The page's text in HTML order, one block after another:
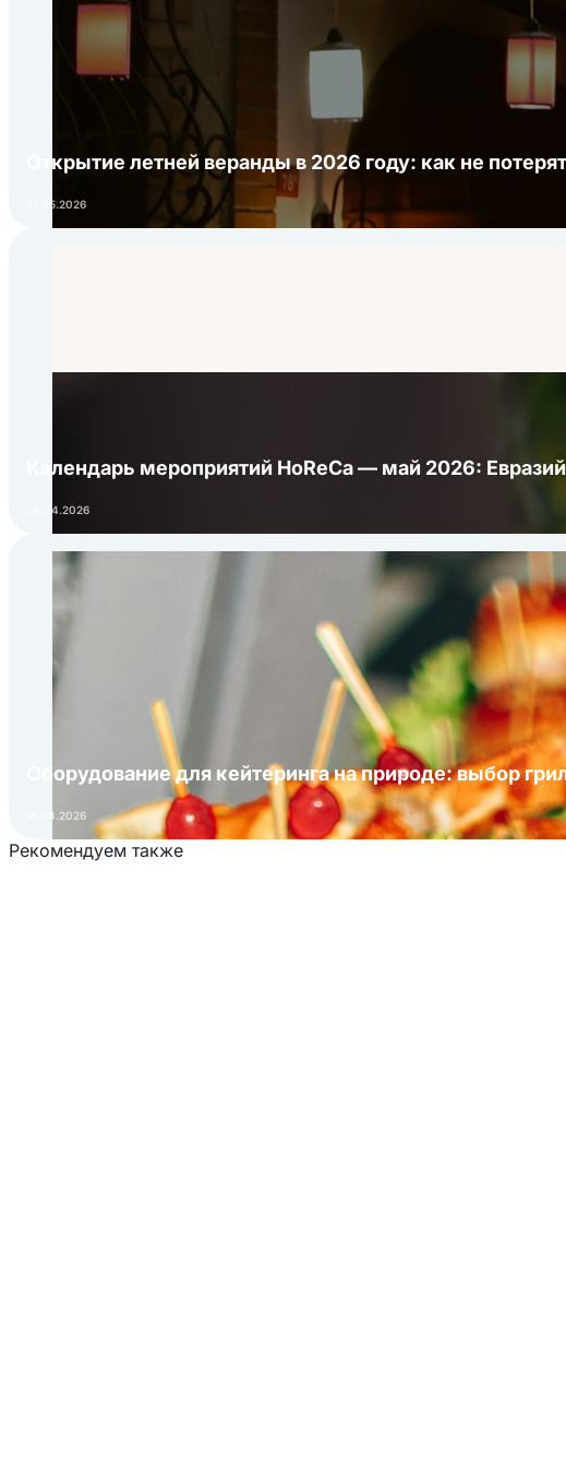
Открытие летней веранды в 2026 году: как не
01.05.2026
Календарь мероприятий HoReCa — май 2026:
24.04.2026
Оборудование для кейтеринга на природе: выбор
16.04.2026
Рекомендуем также